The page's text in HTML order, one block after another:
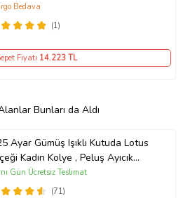
(1)
Bedava
Fiyatı 14.223TL
Bunları da Aldı
Ayar Gümüş Işıklı Kutuda Lotus
Kadın Kolye , Peluş Ayıcık
Marteniçka Bileklik,
Fotoğraf Hediye
(71)
Gün Ücretsiz Teslimat